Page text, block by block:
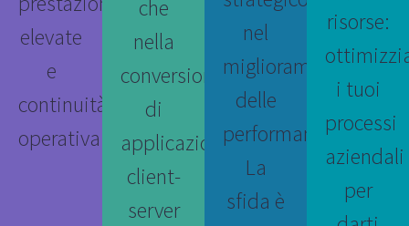
elevate
e
continuità
operativa.
che
nella
conversione
di
applicazioni
client-
server
nel
miglioramento
delle
performance.
La
sfida è
risorse:
i tuoi
processi
aziendali
per